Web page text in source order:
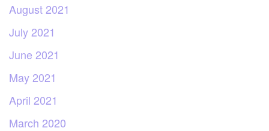
August 2021
July 2021
June 2021
May 2021
April 2021
March 2020